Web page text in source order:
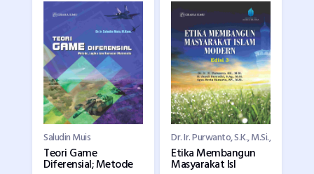
Saludin Muis
Teori Game
Diferensial; Metode
Dr. Ir. Purwanto, S.K., M.Si.,
Etika Membangun
Masyarakat Isl